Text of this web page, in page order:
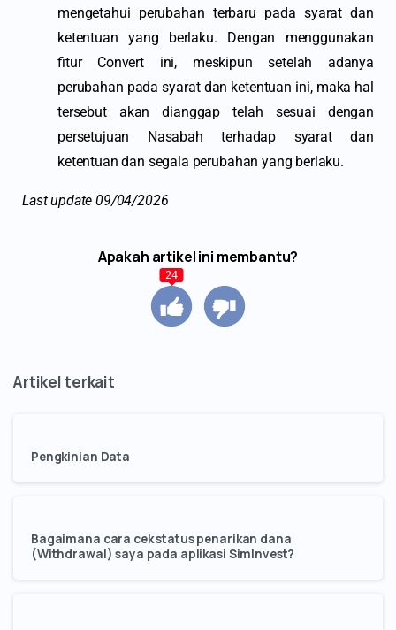
mengetahui perubahan terbaru pada syarat dan
ketentuan yang berlaku. Dengan menggunakan
fitur Convert ini, meskipun setelah adanya
perubahan pada syarat dan ketentuan ini, maka hal
tersebut akan dianggap telah sesuai dengan
persetujuan Nasabah terhadap syarat dan
ketentuan dan segala perubahan yang berlaku.
Last update 09/04/2026
Apakah artikel ini membantu?
24
Pengkinian Data
Bagaimana cara cek status penarikan dana
(Withdrawal) saya pada aplikasi SimInvest?